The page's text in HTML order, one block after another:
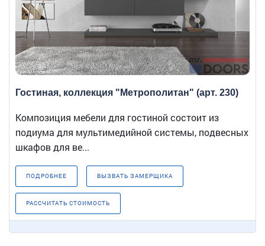
Гостиная, коллекция "Метрополитан" (арт. 230)
Композиция мебели для гостиной состоит из
подиума для мультимедийной системы, подвесных
шкафов для ве...
ПОДРОБНЕЕ ВЫЗВАТЬ ЗАМЕРЩИКА
РАССЧИТАТЬ СТОИМОСТЬ